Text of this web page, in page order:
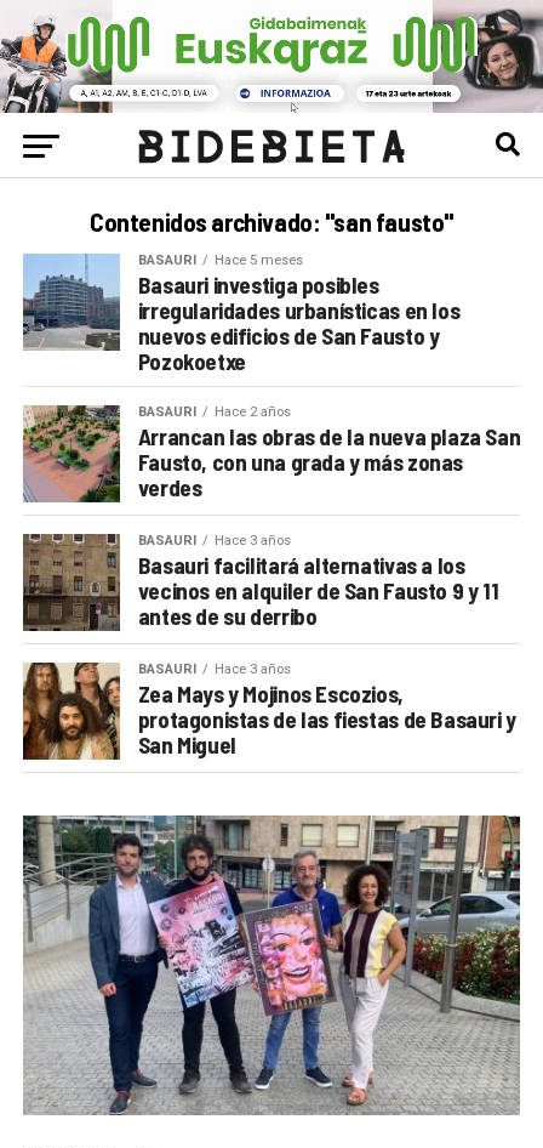
Contenidos archivado: "san fausto"
BASAURI Hace 5 meses
Basauri investiga posibles
irregularidades urbanísticas en los
nuevos edificios de San Fausto y
Pozokoetxe
BASAURI Hace 2 años
Arrancan las obras de la nueva plaza San
Fausto, con una grada y más zonas
verdes
BASAURI Hace 3 años
Basauri facilitará alternativas a los
vecinos en alquiler de San Fausto 9 y 11
antes de su derribo
BASAURI Hace 3 años
Zea Mays y Mojinos Escozios,
protagonistas de las fiestas de Basauri y
San Miguel